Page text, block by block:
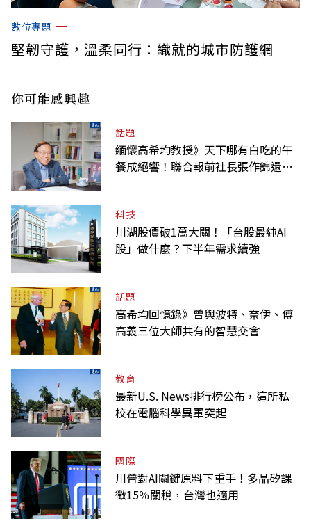
數位專題
堅韌守護，溫柔同行：織就的城市防護網
你可能感興趣
話題
緬懷高希均教授》天下哪有白吃的午
餐成絕響！聯合報前社長張作錦還原
科技
川湖股價破1萬大關！「台股最純AI
股」做什麼？下半年需求續強
話題
高希均回憶錄》曾與波特、奈伊、傅
高義三位大師共有的智慧交會
教育
最新U.S. News排行榜公布，這所私
校在電腦科學異軍突起
國際
川普對AI關鍵原料下重手！多晶矽課
徵15％關稅，台灣也適用